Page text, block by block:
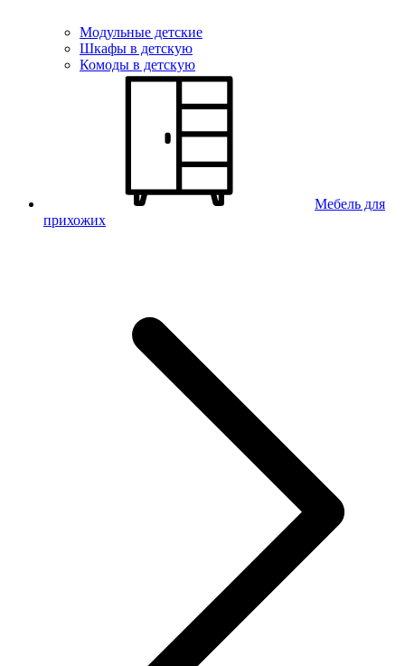
Модульные детские
Шкафы в детскую
Комоды в детскую
Мебель для
прихожих